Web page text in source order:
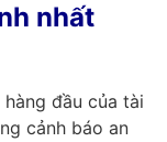
nhất
đầu của tài
cảnh báo an